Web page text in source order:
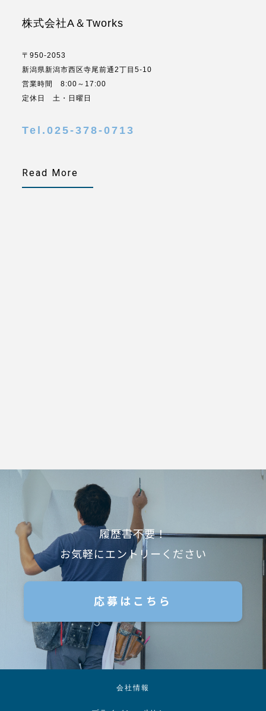
株式会社A＆Tworks
〒950-2053
新潟県新潟市西区寺尾前通2丁目5-10
営業時間 8:00～17:00
定休日 土・日曜日
Tel.025-378-0713
Read More
履歴書不要！
お気軽にエントリーください
応募はこちら
会社情報